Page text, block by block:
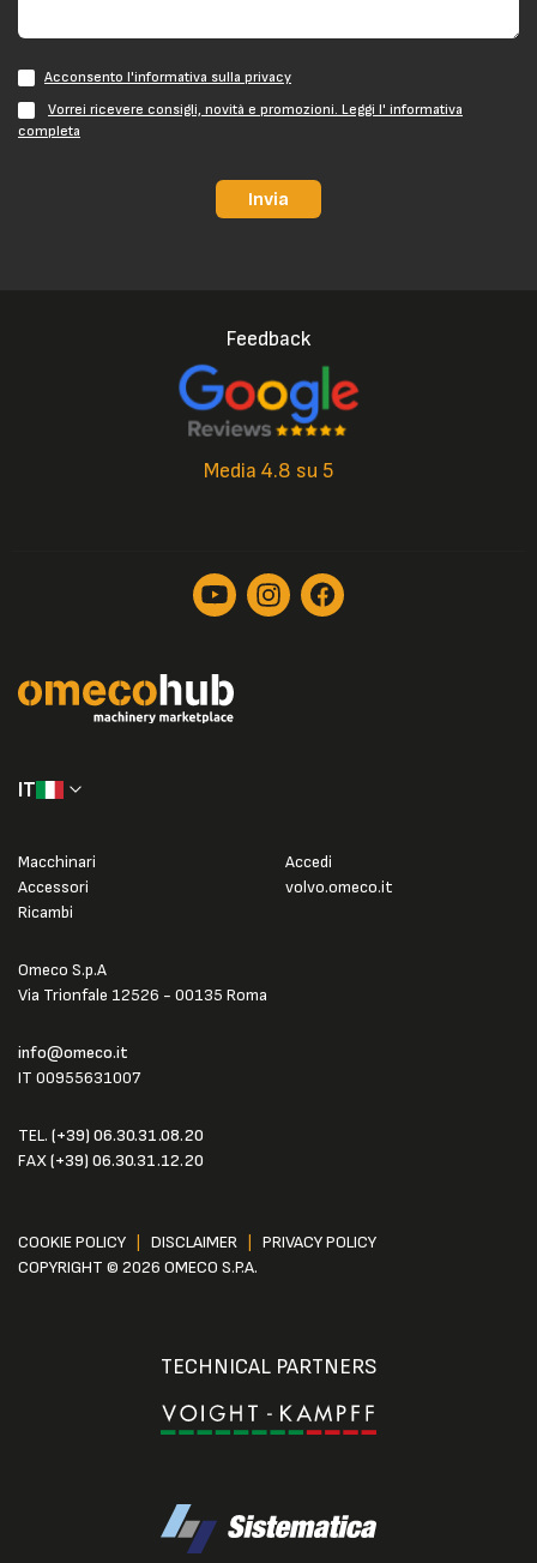
Acconsento l'informativa sulla privacy
Vorrei ricevere consigli, novità e promozioni. Leggi l' informativa
completa
Invia
Feedback
Media 4.8 su 5
IT
Omeco S.p.A
Via Trionfale 12526 - 00135 Roma
info@omeco.it
IT 00955631007
TEL. (+39) 06.30.31.08.20
FAX(+39) 06.30.31.12.20
Macchinari
Accessori
Ricambi
Accedi
volvo.omeco.it
COOKIE POLICY DISCLAIMER
PRIVACY POLICY
COPYRIGHT © 2026 OMECO S.P.A.
TECHNICAL PARTNERS